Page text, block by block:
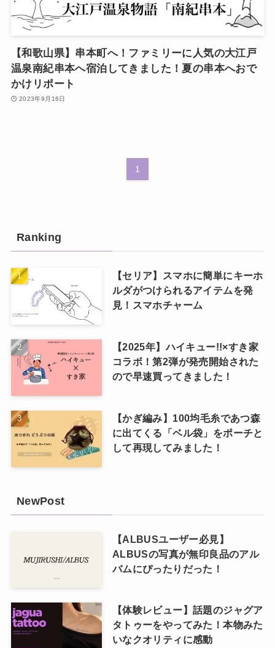
【和歌山県】串本町へ！ファミリーに人気の大江戸
温泉南紀串本へ宿泊してきました！夏の串本へおで
かけリポート
2023年9月16日
1
Ranking
【セリア】スマホに簡単にキーホ
ルダがつけられるアイテムを発
見！スマホチャーム
【2025年】ハイキュー!!×すき家
コラボ！第2弾が発売開始された
ので早速買ってきました！
【かぎ編み】100均毛糸であつ森
に出てくる「ベル袋」をポーチと
して再現してみました！
NewPost
【ALBUSユーザー必見】
ALBUSの写真が無印良品のアル
バムにぴったりだった！
【体験レビュー】話題のジャグア
タトゥーをやってみた！本物みた
いなクオリティに感動